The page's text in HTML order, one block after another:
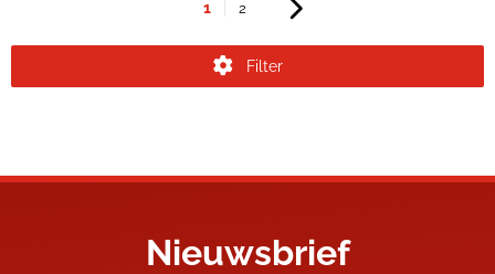
1 2
Filter
Nieuwsbrief